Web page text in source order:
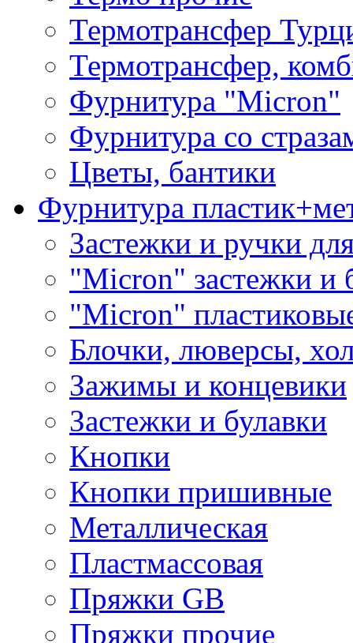
Термотрансфер
Термотрансфер,
Фурнитура "Micron"
Фурнитура со
Цветы, бантики
Фурнитура
Застежки и ручки
"Micron" застежки и
"Micron"
Блочки, люверсы,
Зажимы и концевики
Застежки и булавки
Кнопки
Кнопки пришивные
Металлическая
Пластмассовая
Пряжки GB
Пряжки прочие